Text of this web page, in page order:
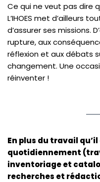
Ce qui ne veut pas dire
L’IHOES met d’ailleurs
d’assurer ses missions.
rupture, aux
réflexion et aux débats
changement. Une
réinventer !
En plus du travail
quotidiennement
inventoriage et
recherches et